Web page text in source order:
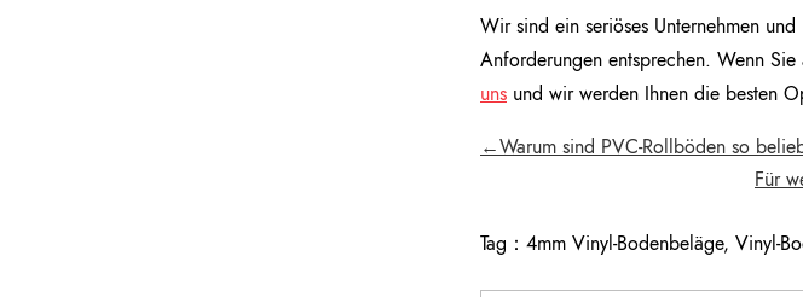
Wir sind ein seriöses Unternehmen
Anforderungen entsprechen. Wenn
uns und wir werden Ihnen die besten
←Warum sind PVC-Rollböden so
Für
Tag： 4mm Vinyl-Bodenbeläge, Vinyl-